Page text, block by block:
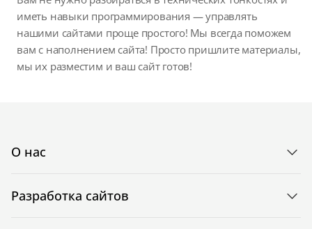
иметь навыки программирования — управлять
нашими сайтами проще простого! Мы всегда поможем
вам с наполнением сайта! Просто пришлите материалы,
мы их разместим и ваш сайт готов!
О нас
Разработка сайтов